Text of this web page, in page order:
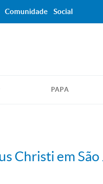
PAPA
Christi em
Comunidade Social